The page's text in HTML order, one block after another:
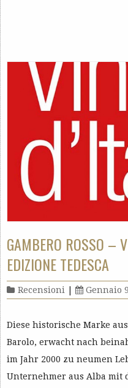
GAMBERO ROSSO –
EDIZIONE TEDESCA
Recensioni Gennaio
Diese historische Marke
Barolo, erwacht nach
im Jahr 2000 zu neumen
Unternehmer aus Alba mit